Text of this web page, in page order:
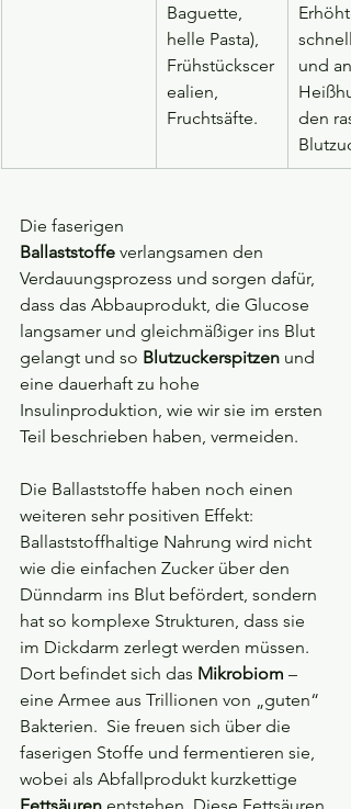
Baguette,
helle Pasta),
Frühstückscer
ealien,
Fruchtsäfte.
und
den
Die faserigen
Ballaststoffe verlangsamen den
Verdauungsprozess und sorgen dafür,
dass das Abbauprodukt, die Glucose
langsamer und gleichmäßiger ins Blut
gelangt und so Blutzuckerspitzen und
eine dauerhaft zu hohe
Insulinproduktion, wie wir sie im ersten
Teil beschrieben haben, vermeiden.
Die Ballaststoffe haben noch einen
weiteren sehr positiven Effekt:
Ballaststoffhaltige Nahrung wird nicht
wie die einfachen Zucker über den
Dünndarm ins Blut befördert, sondern
hat so komplexe Strukturen, dass sie
im Dickdarm zerlegt werden müssen.
Dort befindet sich das Mikrobiom –
eine Armee aus Trillionen von „guten“
Bakterien.  Sie freuen sich über die
faserigen Stoffe und fermentieren sie,
wobei als Abfallprodukt kurzkettige
Fettsäuren entstehen. Diese Fettsäuren